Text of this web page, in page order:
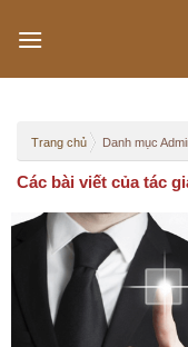
Trang chủ Danh mục
Các bài viết của tác